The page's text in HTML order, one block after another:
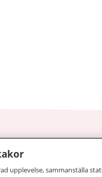
vård
om sjukdomar
upplevelse, sammanställa